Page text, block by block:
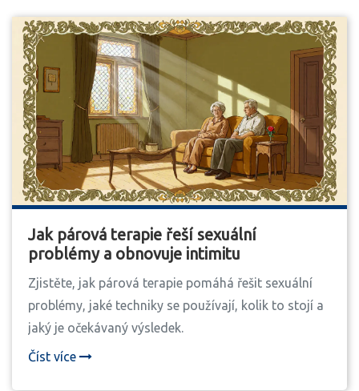
Jak párová terapie řeší sexuální
problémy a obnovuje intimitu
Zjistěte, jak párová terapie pomáhá řešit sexuální
problémy, jaké techniky se používají, kolik to stojí a
jaký je očekávaný výsledek.
Číst více